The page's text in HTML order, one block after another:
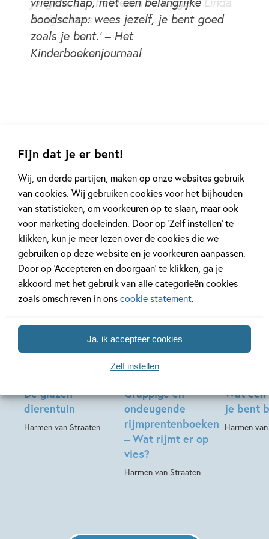
Fijn dat je er bent!
Wij, en derde partijen, maken op onze websites gebruik
van cookies. Wij gebruiken cookies voor het bijhouden
van statistieken, om voorkeuren op te slaan, maar ook
voor marketing doeleinden. Door op ‘Zelf instellen’ te
klikken, kun je meer lezen over de cookies die we
gebruiken op deze website en je voorkeuren aanpassen.
Door op ‘Accepteren en doorgaan’ te klikken, ga je
akkoord met het gebruik van alle categorieën cookies
zoals omschreven in onscookie statement.
Ja, ik accepteer cookies
Zelf instellen
boodschap: wees jezelf, je bent goed
zoals je bent.’ – Het
Kinderboekenjournaal
Meer van deze auteur
De glazen
dierentuin
Harmen van Straaten
Grappige en
ondeugende
rijmprentenboeken
– Wat rijmt er op
vies?
Harmen van Straaten
99
Wat een
je bent
Harmen
24